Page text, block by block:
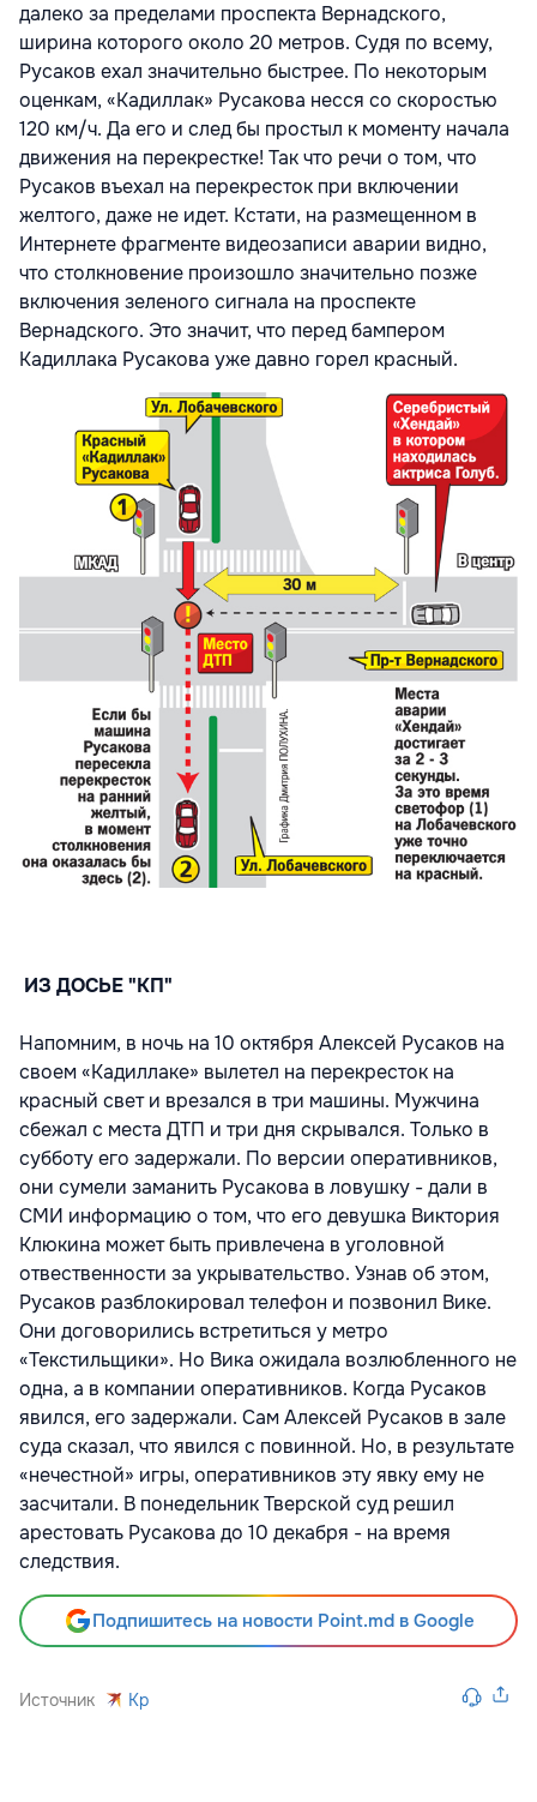
далеко за пределами проспекта Вернадского,
ширина которого около 20 метров. Судя по всему,
Русаков ехал значительно быстрее. По некоторым
оценкам, «Кадиллак» Русакова несся со скоростью
120 км/ч. Да его и след бы простыл к моменту начала
движения на перекрестке! Так что речи о том, что
Русаков въехал на перекресток при включении
желтого, даже не идет. Кстати, на размещенном в
Интернете фрагменте видеозаписи аварии видно,
что столкновение произошло значительно позже
включения зеленого сигнала на проспекте
Вернадского. Это значит, что перед бампером
Кадиллака Русакова уже давно горел красный.
ИЗ ДОСЬЕ "КП"
Напомним, в ночь на 10 октября Алексей Русаков на
своем «Кадиллаке» вылетел на перекресток на
красный свет и врезался в три машины. Мужчина
сбежал с места ДТП и три дня скрывался. Только в
субботу его задержали. По версии оперативников,
они сумели заманить Русакова в ловушку - дали в
СМИ информацию о том, что его девушка Виктория
Клюкина может быть привлечена в уголовной
отвественности за укрывательство. Узнав об этом,
Русаков разблокировал телефон и позвонил Вике.
Они договорились встретиться у метро
«Текстильщики». Но Вика ожидала возлюбленного не
одна, а в компании оперативников. Когда Русаков
явился, его задержали. Сам Алексей Русаков в зале
суда сказал, что явился с повинной. Но, в результате
«нечестной» игры, оперативников эту явку ему не
засчитали. В понедельник Тверской суд решил
арестовать Русакова до 10 декабря - на время
следствия.
Подпишитесь на новости Point.md в Google
Источник Kp